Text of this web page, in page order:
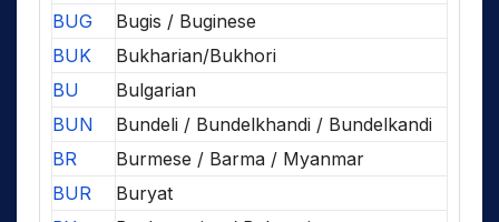
BUG
Bugis / Buginese
BUK
Bukharian/Bukhori
BU
Bulgarian
BUN
Bundeli / Bundelkhandi / Bundelkandi
BR
Burmese / Barma / Myanmar
BUR
Buryat